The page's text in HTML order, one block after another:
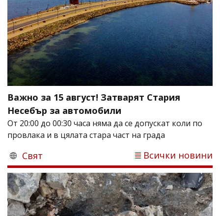
Важно за 15 август! Затварят Стария
Несебър за автомобили
От 20:00 до 00:30 часа няма да се допускат коли по
провлака и в цялата стара част на града
Свят Всички новини